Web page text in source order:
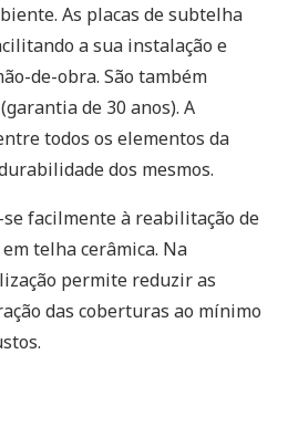
As placas de subtelha
a sua instalação e
de-obra. São também
de 30 anos). A
todos os elementos da
dos mesmos.
facilmente à reabilitação de
telha cerâmica. Na
permite reduzir as
das coberturas ao mínimo